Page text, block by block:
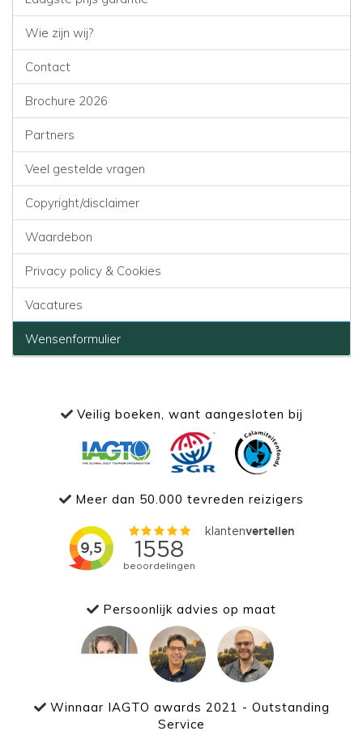
Wie zijn wij?
Contact
Brochure 2026
Partners
Veel gestelde vragen
Copyright/disclaimer
Waardebon
Privacy policy & Cookies
Vacatures
Wensenformulier
Veilig boeken, want aangesloten bij
Meer dan 50.000 tevreden reizigers
Persoonlijk advies op maat
Winnaar IAGTO awards 2021 - Outstanding
Service